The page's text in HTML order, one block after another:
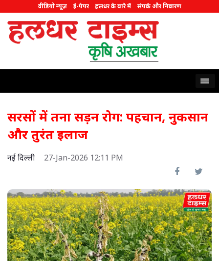
वीडियो न्यूज़ ई-पेपर हलधर के बारे में संपर्क और निवारण
सरसों में तना सड़न रोग: पहचान, नुकसान
और तुरंत इलाज
नई दिल्ली 27-Jan-2026 12:11 PM